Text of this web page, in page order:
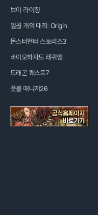
브이 라이징
일곱 개의 대죄: Origin
몬스터헌터 스토리즈3
바이오하자드 레퀴엠
드래곤 퀘스트7
풋볼 매니저26